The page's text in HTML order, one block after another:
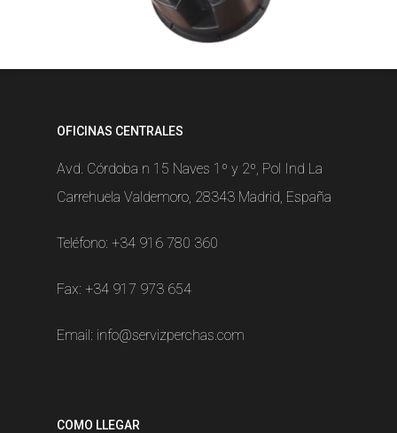
OFICINAS CENTRALES
Avd. Córdoba n 15 Naves 1º y 2º, Pol Ind La
Carrehuela Valdemoro, 28343 Madrid, España
Teléfono: +34 916 780 360
Fax: +34 917 973 654
Email: info@servizperchas.com
COMO LLEGAR